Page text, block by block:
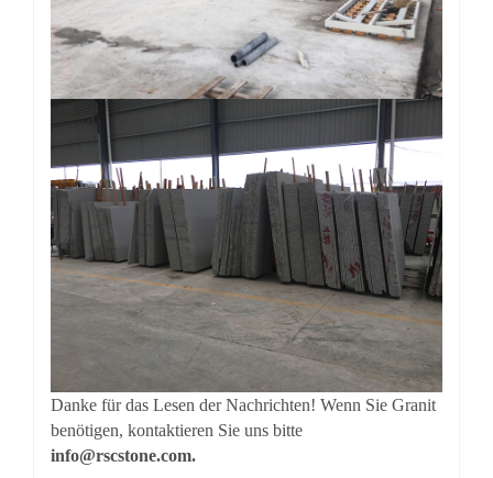
Danke für das Lesen der Nachrichten! Wenn Sie Granit
benötigen, kontaktieren Sie uns bitte
info@rscstone.com.